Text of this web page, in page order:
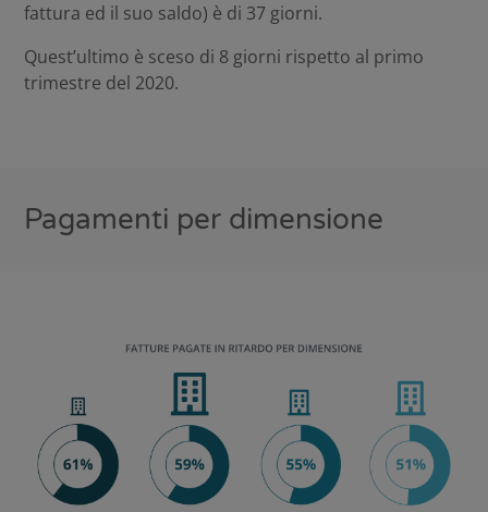
fattura ed il suo saldo) è di 37 giorni.
Quest’ultimo è sceso di 8 giorni rispetto al primo
trimestre del 2020.
Pagamenti per dimensione